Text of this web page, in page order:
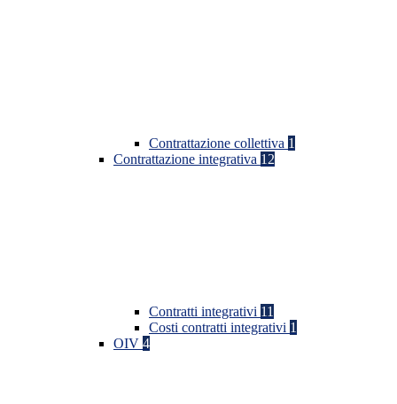
Contrattazione collettiva 1
Contrattazione integrativa 12
Contratti integrativi 11
Costi contratti integrativi 1
OIV 4